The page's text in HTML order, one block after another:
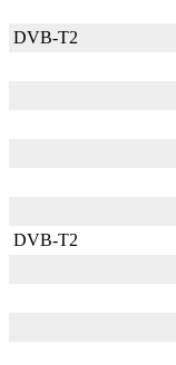
DVB-T2
DVB-T2